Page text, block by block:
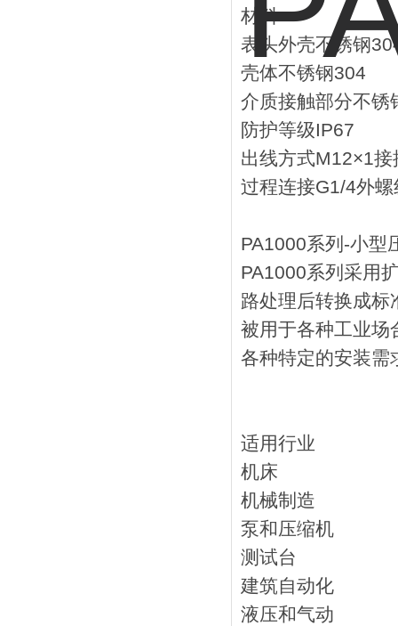
材料
表头外壳不锈钢
壳体不锈钢304
介质接触部分不锈
防护等级IP67
出线方式M12×1接
过程连接G1/4外
PA1000系列-小型
PA1000系列采用
路处理后转换成标
被用于各种工业场
各种特定的安装需
适用行业
机床
机械制造
泵和压缩机
测试台
建筑自动化
液压和气动